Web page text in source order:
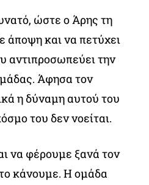
ώστε ο Άρης τη
άποψη και να πετύχει
αντιπροσωπεύει την
Άφησα τον
η δύναμη αυτού του
του δεν νοείται.
να φέρουμε ξανά τον
κάνουμε. Η ομάδα